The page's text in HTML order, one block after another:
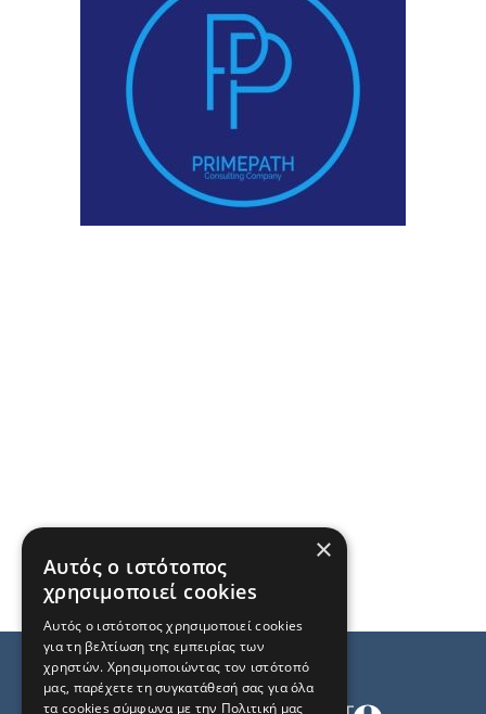
×
Αυτός ο ιστότοπος
χρησιμοποιεί cookies
Αυτός ο ιστότοπος χρησιμοποιεί cookies
για τη βελτίωση της εμπειρίας των
χρηστών. Χρησιμοποιώντας τον ιστότοπό
μας, παρέχετε τη συγκατάθεσή σας για όλα
τα cookies σύμφωνα με την Πολιτική μας